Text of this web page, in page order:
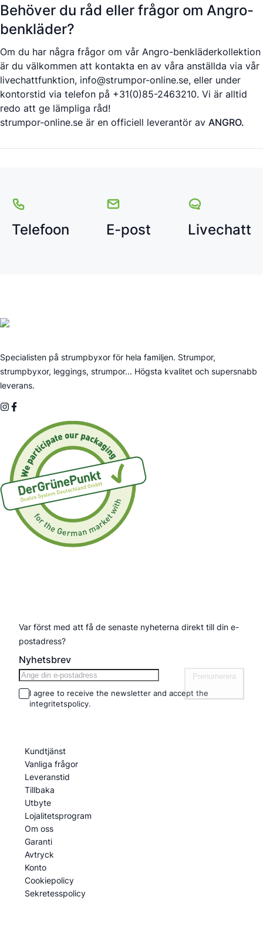
Behöver du råd eller frågor om Angro-
benkläder?
Om du har några frågor om vår Angro-benkläderkollektion
är du välkommen att kontakta en av våra anställda via vår
livechattfunktion, info@strumpor-online.se, eller under
kontorstid via telefon på +31(0)85-2463210. Vi är alltid
redo att ge lämpliga råd!
strumpor-online.se är en officiell leverantör av ANGRO.
Telefoon E-post Livechatt
Specialisten på strumpbyxor för hela familjen. Strumpor,
strumpbyxor, leggings, strumpor... Högsta kvalitet och supersnabb
leverans.
Var först med att få de senaste nyheterna direkt till din e-
postadress?
Nyhetsbrev
I agree to receive the newsletter and accept the
integritetspolicy.
Prenumerera
Kundtjänst
Vanliga frågor
Leveranstid
Tillbaka
Utbyte
Lojalitetsprogram
Om oss
Garanti
Avtryck
Konto
Cookiepolicy
Sekretesspolicy